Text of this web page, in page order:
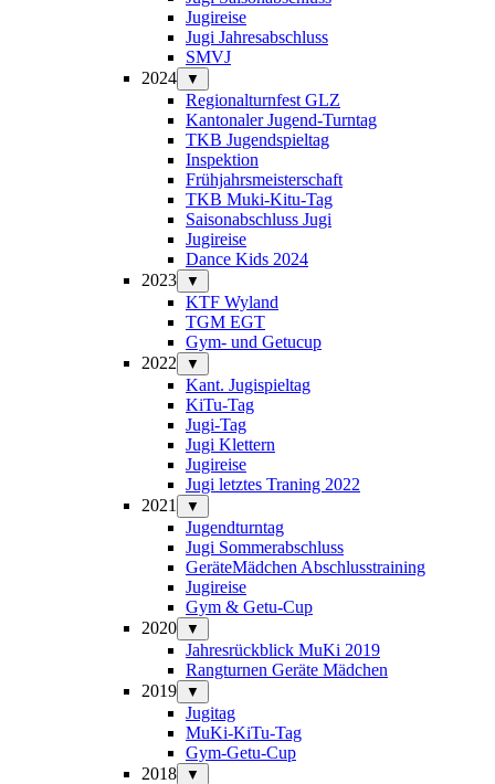
Jugireise
Jugi Jahresabschluss
SMVJ
2024
▼
Regionalturnfest GLZ
Kantonaler Jugend-Turntag
TKB Jugendspieltag
Inspektion
Frühjahrsmeisterschaft
TKB Muki-Kitu-Tag
Saisonabschluss Jugi
Jugireise
Dance Kids 2024
2023
▼
KTF Wyland
TGM EGT
Gym- und Getucup
2022
▼
Kant. Jugispieltag
KiTu-Tag
Jugi-Tag
Jugi Klettern
Jugireise
Jugi letztes Traning 2022
2021
▼
Jugendturntag
Jugi Sommerabschluss
GeräteMädchen Abschlusstraining
Jugireise
Gym & Getu-Cup
2020
▼
Jahresrückblick MuKi 2019
Rangturnen Geräte Mädchen
2019
▼
Jugitag
MuKi-KiTu-Tag
Gym-Getu-Cup
2018
▼